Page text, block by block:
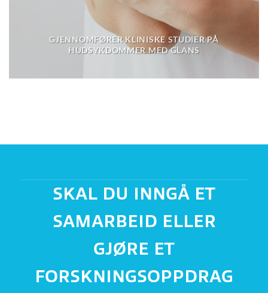
GJENNOMFØRER KLINISKE STUDIER PÅ
HUDSYKDOMMER MED GLANS
SKAL DU INNGÅ ET
SAMARBEID ELLER
GJØRE ET
FORSKNINGSOPPDRAG